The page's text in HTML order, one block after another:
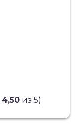
4,50 из 5)